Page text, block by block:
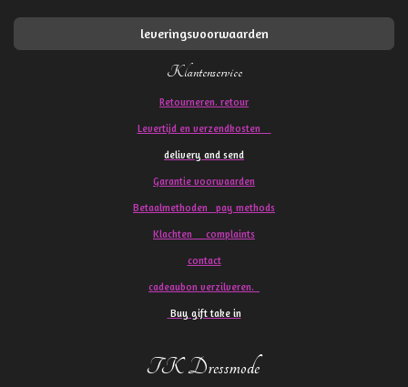
leveringsvoorwaarden
Klantenservice
Retourneren. retour
Levertijd en verzendkosten
delivery and send
Garantie voorwaarden
Betaalmethoden pay methods
Klachten complaints
contact
cadeaubon verzilveren.
Buy gift take in
TK Dressmode